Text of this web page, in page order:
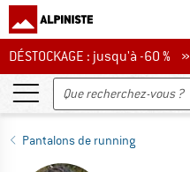
DÉSTOCKAGE : jusqu'à -60 %
DÉSTOCKAGE : jusqu'à -60 % »
Pantalons de running